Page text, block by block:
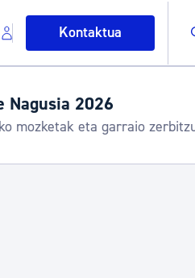
Kontaktua
Nagusia 2026
mozketak eta garraio